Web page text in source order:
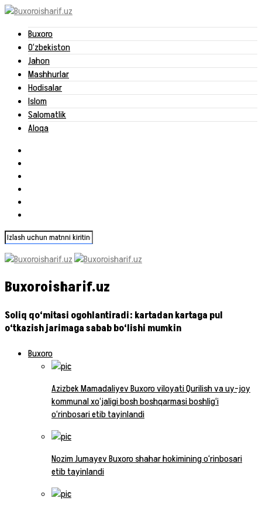
Buxoro
O‘zbekiston
Jahon
Mashhurlar
Hodisalar
Islom
Salomatlik
Aloqa
Buxoroisharif.uz
Soliq qo‘mitasi ogohlantiradi: kartadan kartaga pul
o‘tkazish jarimaga sabab bo‘lishi mumkin
Buxoro
Azizbek Mamadaliyev Buxoro viloyati Qurilish va uy-joy
kommunal xo‘jaligi bosh boshqarmasi boshlig‘i
o‘rinbosari etib tayinlandi
Nozim Jumayev Buxoro shahar hokimining o‘rinbosari
etib tayinlandi